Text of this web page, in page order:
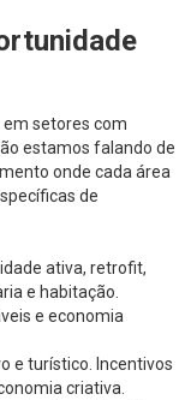
setores com
estamos falando de
onde cada área
de
ativa, retrofit,
e habitação.
e economia
e turístico. Incentivos
criativa.